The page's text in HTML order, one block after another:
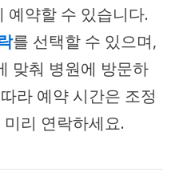
예약할 수 있습니다.
를 선택할 수 있으며,
맞춰 병원에 방문하
라 예약 시간은 조정
리 연락하세요.